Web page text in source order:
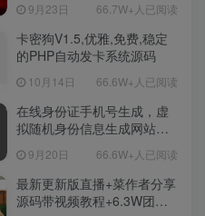
Win服务端源码视频架设教
程！
9月23日 66.7W+人已阅读
卡密狗V1.5,优雅,免费,稳定
的PHP自动发卡系统源码
10月14日 66.6W+人已阅读
在线身份证手机号生成，虚
拟随机身份信息生成网站源
9月20日 66.6W+人已阅读
最新更新版直播+菜作者分享
源码带视频教程+6.3W团购